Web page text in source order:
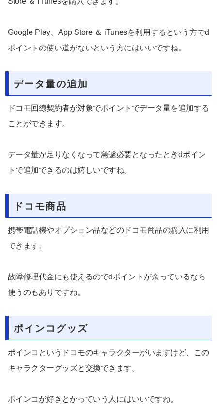
Google Play、App Store ＆ iTunesを利用するという方でd
ポイントの使い道がないという方にはいいですね。
データ量の追加
ドコモ回線契約者が対象でポイントでデータ量を追加する
ことができます。
データ量が足りなくなって急遽必要となったときdポイン
トで追加できるのは嬉しいですね。
ドコモ商品
携帯電話機やオプション品などのドコモ商品の購入に利用
できます。
故障修理代金にも使えるのでdポイントが余っているなら
使うのもありですね。
ポインコグッズ
ポインコというドコモのキャラクターがいますけど、この
キャラクターグッズと交換できます。
ポインコが好きとかっていう人にはいいですね。